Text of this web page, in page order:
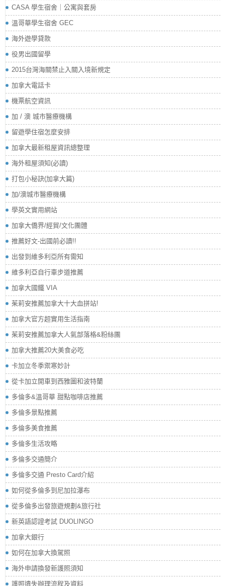
CASA 學生宿舍｜公寓與套房
溫哥華學生宿舍 GEC
海外遊學貸款
役男出國留學
2015台灣海關禁止入關入境新規定
加拿大電話卡
機票航空資訊
加 / 澳 城市醫療機構
留遊學住宿怎麼安排
加拿大最新租屋資訊總整理
海外租屋須知(必讀)
打包小秘訣(加拿大篇)
加/澳城市醫療機構
學英文實用網站
加拿大僑界/經貿/文化團體
推薦好文-出國前必讀!!
出發到維多利亞所有需知
維多利亞自行車步道推薦
加拿大國鐵 VIA
茱莉安推薦加拿大十大血拼站!
加拿大官方超實用生活指南
茱莉安推薦加拿大人氣部落格&粉絲團
加拿大推薦20大美食必吃
卡加立冬季禦寒妙計
從卡加立開車到西雅圖和波特蘭
多倫多&溫哥華 甜點咖啡店推薦
多倫多景點推薦
多倫多美食推薦
多倫多生活攻略
多倫多交通簡介
多倫多交通 Presto Card介紹
如何從多倫多到尼加拉瀑布
從多倫多出發旅遊規劃&旅行社
新英語認證考試 DUOLINGO
加拿大銀行
如何在加拿大換駕照
海外申請換發新護照須知
護照遺失辦理流程及資料